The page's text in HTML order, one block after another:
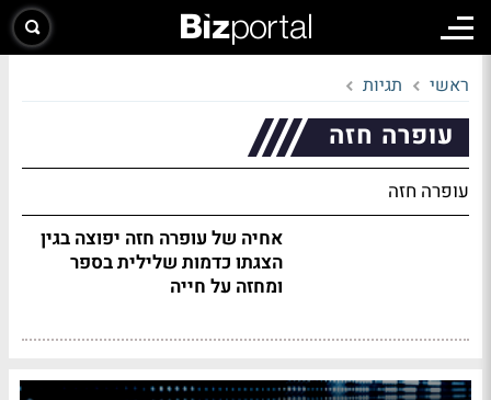
ראשי תגיות
עופרה חזה
עופרה חזה
אחיה של עופרה חזה יפוצה בגין
הצגתו כדמות שלילית בספר
ומחזה על חייה